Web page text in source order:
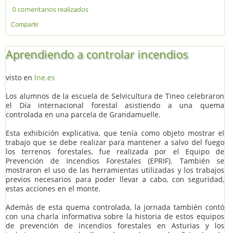
0 comentarios realizados
Compartir
Aprendiendo a controlar incendios
visto en lne.es
Los alumnos de la escuela de Selvicultura de Tineo celebraron
el Día internacional forestal asistiendo a una quema
controlada en una parcela de Grandamuelle.
Esta exhibición explicativa, que tenía como objeto mostrar el
trabajo que se debe realizar para mantener a salvo del fuego
los terrenos forestales, fue realizada por el Equipo de
Prevención de Incendios Forestales (EPRIF). También se
mostraron el uso de las herramientas utilizadas y los trabajos
previos necesarios para poder llevar a cabo, con seguridad,
estas acciones en el monte.
Además de esta quema controlada, la jornada también contó
con una charla informativa sobre la historia de estos equipos
de prevención de incendios forestales en Asturias y los